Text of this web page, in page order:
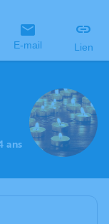
E-mail Lien
ans